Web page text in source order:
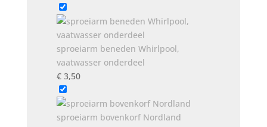
sproeiarm beneden Whirlpool,
vaatwasser onderdeel
€3,50
sproeiarm bovenkorf Nordland